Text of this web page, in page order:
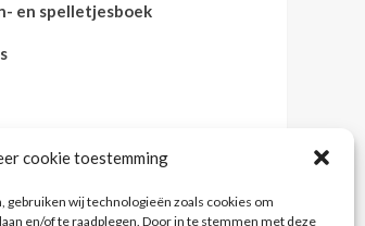
cookie toestemming
gebruiken wij technologieën zoals cookies om
en/of te raadplegen. Door in te stemmen met deze
en spelletjesboek